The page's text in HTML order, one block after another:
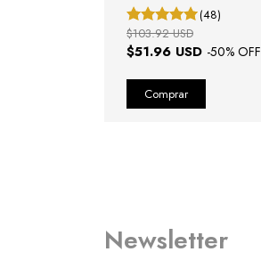
(48)
$51.96 USD -50% OFF
$103.92 USD
Newsletter